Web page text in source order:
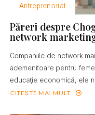
Antreprenoriat
Păreri despre
network
Companiile de network
ademenitoare pentru
educaţie economică, ele
CITEȘTE MAI MULT